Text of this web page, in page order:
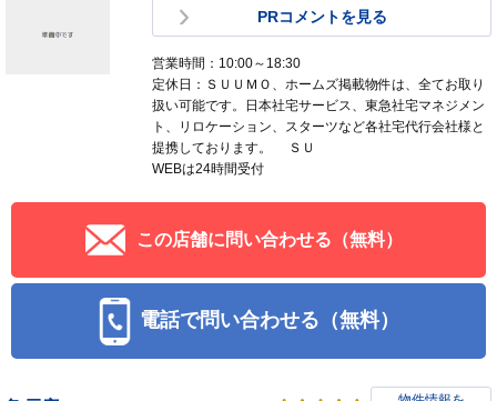
PRコメントを見る
営業時間：10:00～18:30
定休日：ＳＵＵＭＯ、ホームズ掲載物件は、全てお取り
扱い可能です。日本社宅サービス、東急社宅マネジメン
ト、リロケーション、スターツなど各社宅代行会社様と
提携しております。 ＳＵ
WEBは24時間受付
この店舗に問い合わせる（無料）
電話で問い合わせる（無料）